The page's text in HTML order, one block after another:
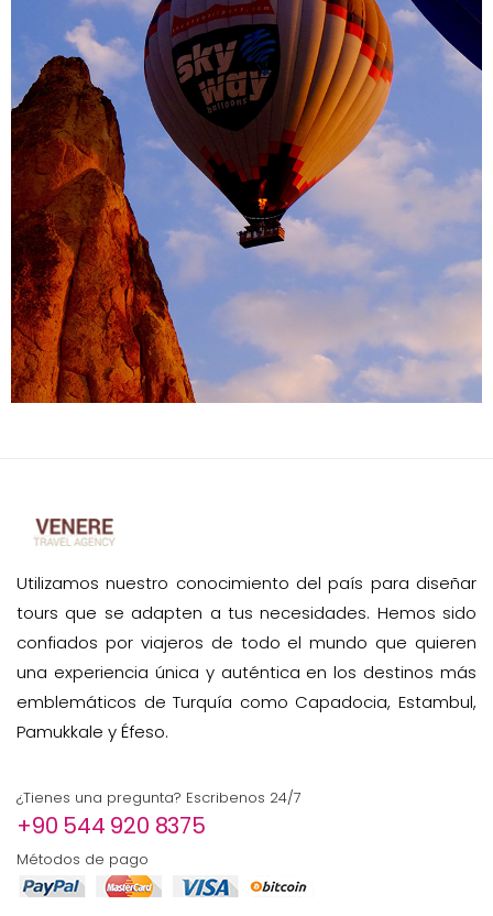
Utilizamos nuestro conocimiento del país para diseñar
tours que se adapten a tus necesidades. Hemos sido
confiados por viajeros de todo el mundo que quieren
una experiencia única y auténtica en los destinos más
emblemáticos de Turquía como Capadocia, Estambul,
Pamukkale y Éfeso.
¿Tienes una pregunta? Escribenos 24/7
+90 544 920 8375
Métodos de pago